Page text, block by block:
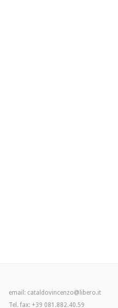
email: cataldovincenzo@libero.it
Tel. fax: +39 081.882.40.59